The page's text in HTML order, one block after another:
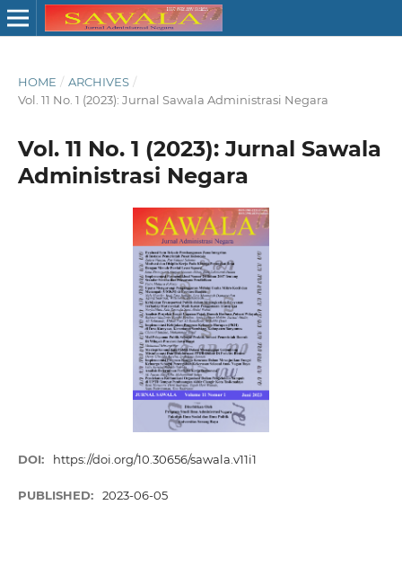
HOME / ARCHIVES /
Vol. 11 No. 1 (2023): Jurnal Sawala Administrasi Negara
Vol. 11 No. 1 (2023): Jurnal Sawala
Administrasi Negara
DOI: https://doi.org/10.30656/sawala.v11i1
PUBLISHED: 2023-06-05